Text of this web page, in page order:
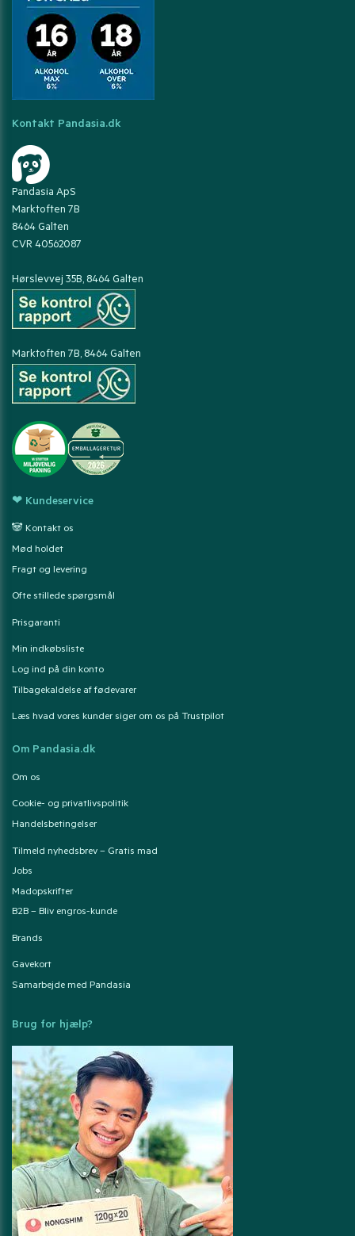
Kontakt Pandasia.dk
Pandasia ApS
Marktoften 7B
8464 Galten
CVR 40562087
Hørslevvej 35B, 8464 Galten
Marktoften 7B, 8464 Galten
❤ Kundeservice
🐼 Kontakt os
Mød holdet
Fragt og levering
Ofte stillede spørgsmål
Prisgaranti
Min indkøbsliste
Log ind på din konto
Tilbagekaldelse af fødevarer
Læs hvad vores kunder siger om os på Trustpilot
Om Pandasia.dk
Om os
Cookie- og privatlivspolitik
Handelsbetingelser
Tilmeld nyhedsbrev – Gratis mad
Jobs
Madopskrifter
B2B – Bliv engros-kunde
Brands
Gavekort
Samarbejde med Pandasia
Brug for hjælp?